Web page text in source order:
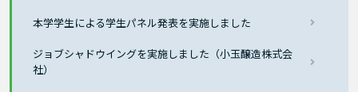
本学学生による学生パネル発表を実施しました
ジョブシャドウイングを実施しました（小玉醸造株式会
社）